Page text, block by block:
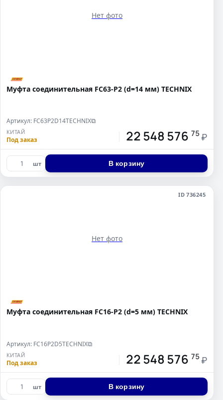
Нет фото
Муфта соединительная FC63-P2 (d=14 мм) TECHNIX
Артикул: FC63P2D14TECHNIX⧉
КИТАЙ
Под заказ 22 548 576 75 ₽
шт В корзину
ID 736245
Нет фото
Муфта соединительная FC16-P2 (d=5 мм) TECHNIX
Артикул: FC16P2D5TECHNIX⧉
КИТАЙ
Под заказ 22 548 576 75 ₽
шт В корзину